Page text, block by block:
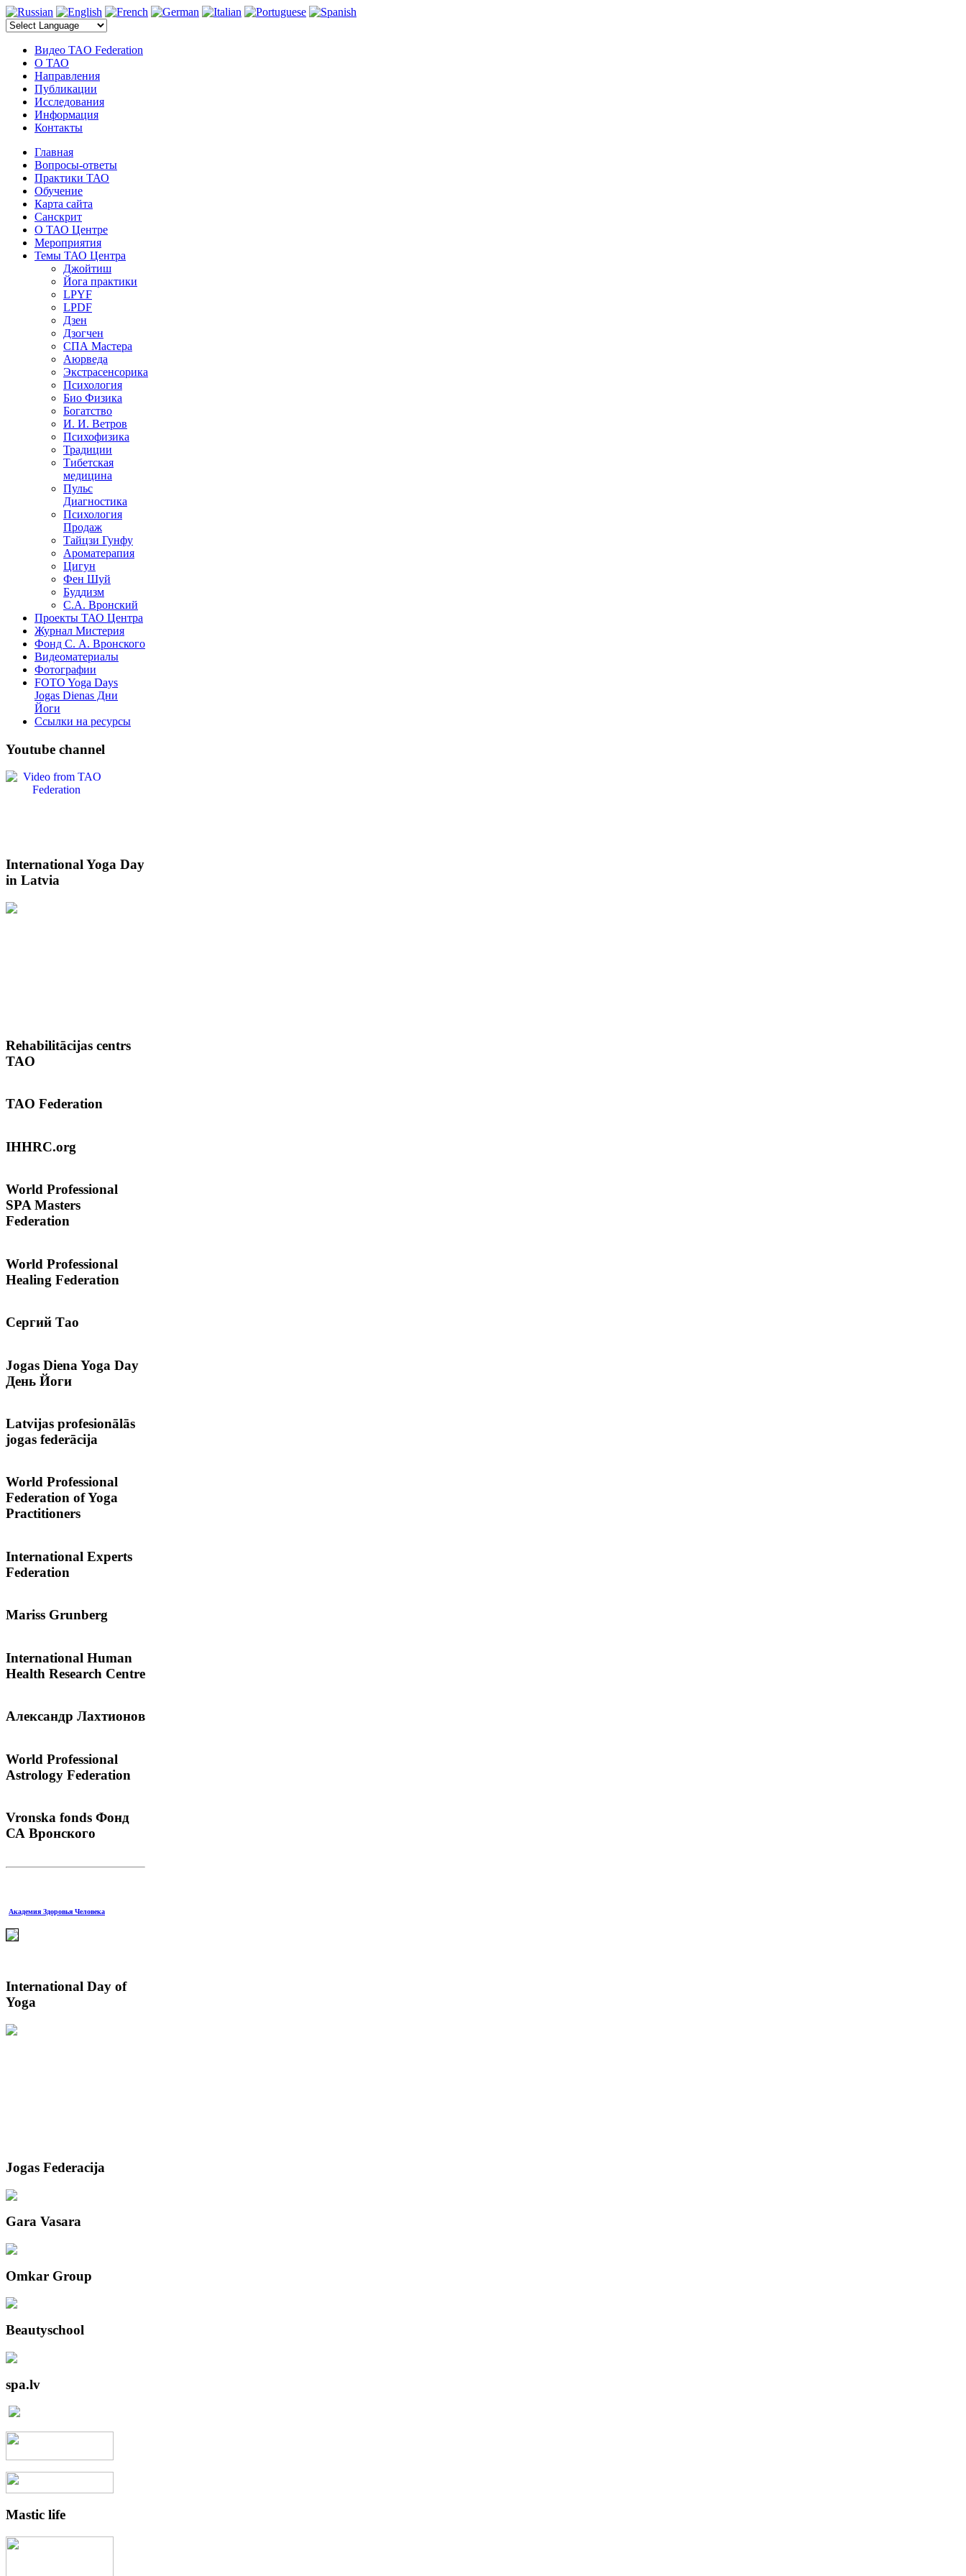
электронные компоненты
Видео TAO Federation
О ТАО
Направления
Публикации
Исследования
Информация
Контакты
Главная
Вопросы-ответы
Практики ТАО
Обучение
Карта сайта
Санскрит
О ТАО Центре
Мероприятия
Темы ТАО Центра
Джойтиш
Йога практики
LPYF
LPDF
Дзен
Дзогчен
СПА Мастера
Аюрведа
Экстрасенсорика
Психология
Био Физика
Богатство
И. И. Ветров
Психофизика
Традиции
Тибетская
медицина
Пульс
Диагностика
Психология
Продаж
Тайцзи Гунфу
Ароматерапия
Цигун
Фен Шуй
Буддизм
С.А. Вронский
Проекты ТАО Центра
Журнал Мистерия
Фонд С. А. Вронского
Видеоматериалы
Фотографии
FOTO Yoga Days
Jogas Dienas Дни
Йоги
Ссылки на ресурсы
Youtube channel
InternationalYoga Day
in Latvia
Rehabilitācijas centrs
TAO
TAO Federation
IHHRC.org
World Professional
SPA Masters
Federation
World Professional
Healing Federation
Сергий Тао
Jogas Diena Yoga Day
День Йоги
Latvijas profesionālās
jogas federācija
World Professional
Federation of Yoga
Practitioners
International Experts
Federation
Mariss Grunberg
International Human
Health Research Centre
Александр Лахтионов
World Professional
Astrology Federation
Vronska fonds Фонд
СА Вронского
Академия Здоровья Человека
International Day of
Yoga
Jogas Federacija
Gara Vasara
Omkar Group
Beautyschool
spa.lv
Mastic life